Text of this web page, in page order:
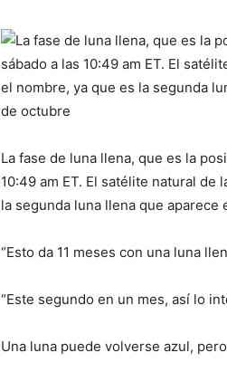
La fase de luna llena, que es la
10:49 am ET. El satélite natural
la segunda luna llena que
“Esto da 11 meses con una luna
“Este segundo en un mes, así lo
Una luna puede volverse azul,